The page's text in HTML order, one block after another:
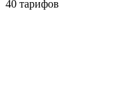
40 тарифов